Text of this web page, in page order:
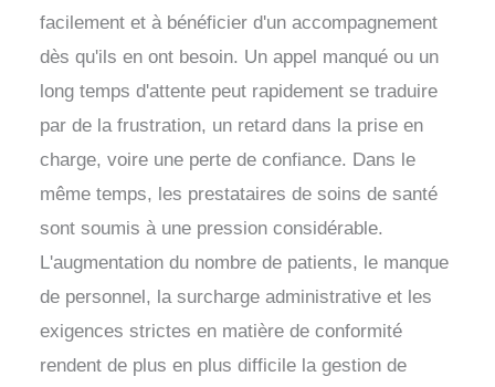
facilement et à bénéficier d'un accompagnement
dès qu'ils en ont besoin. Un appel manqué ou un
long temps d'attente peut rapidement se traduire
par de la frustration, un retard dans la prise en
charge, voire une perte de confiance. Dans le
même temps, les prestataires de soins de santé
sont soumis à une pression considérable.
L'augmentation du nombre de patients, le manque
de personnel, la surcharge administrative et les
exigences strictes en matière de conformité
rendent de plus en plus difficile la gestion de